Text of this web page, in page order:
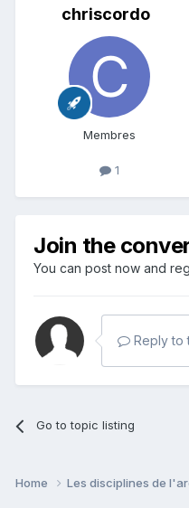
chriscordo
Membres
1
Join the
You can post now and
Reply to
Go to topic listing
Home Les disciplines de